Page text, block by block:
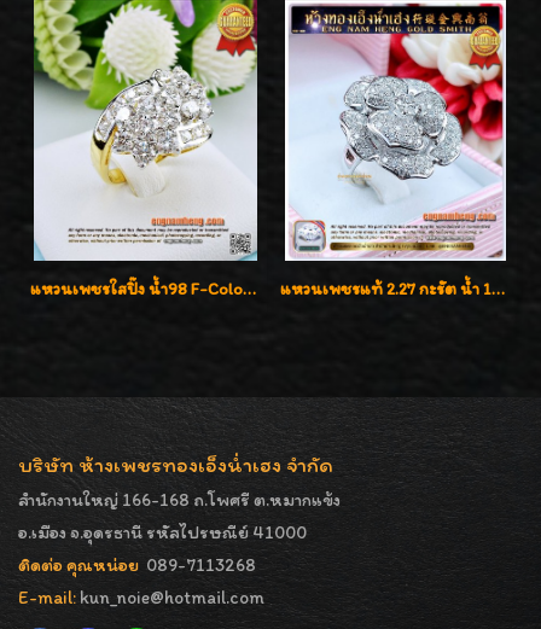
แหวนเพชรใสปิ๊ง น้ำ98 F-Color/VVS1 น้ำหนักเพชรรวม 2.56 กะรัต ใส่เต็มนิ้วเพชรเป็นน้ำเป็นเนื้อสวยมากๆค่ะ แหวนเพชรแท้ 2.27 กะรัต น้ำ 100% เบลเยี่ยมคัท ลวดลายดอกกุหลาบหรู
บริษัท ห้างเพชรทองเอ็งน่ำเฮง จำกัด
สำนักงานใหญ่ 166-168 ถ.โพศรี ต.หมากแข้ง
อ.เมือง จ.อุดรธานี รหัสไปรษณีย์ 41000
ติดต่อ คุณหน่อย 089-7113268
E-mail: kun_noie@hotmail.com